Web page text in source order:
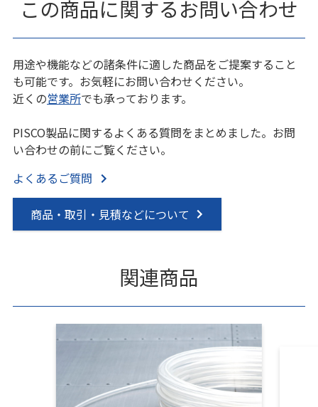
この商品に関するお問い合わせ
用途や機能などの諸条件に適した商品をご提案すること
も可能です。お気軽にお問い合わせください。
近くの営業所でも承っております。
PISCO製品に関するよくある質問をまとめました。お問
い合わせの前にご覧ください。
よくあるご質問
商品・取引・見積などについて
関連商品